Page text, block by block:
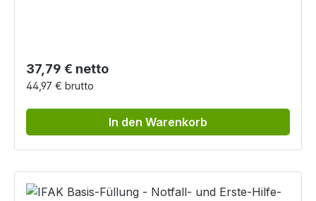
Regulärer Preis:
37,79 € netto
44,97 € brutto
In den Warenkorb